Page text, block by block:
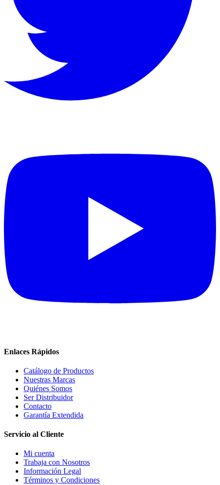
Enlaces Rápidos
Catálogo de Productos
Nuestras Marcas
Quiénes Somos
Ser Distribuidor
Contacto
Garantía Extendida
Servicio al Cliente
Mi cuenta
Trabaja con Nosotros
Información Legal
Términos y Condiciones